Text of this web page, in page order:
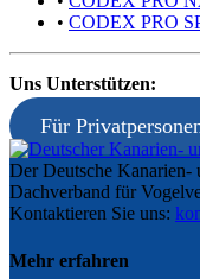
• CODEX PRO
Uns Unterstützen:
Für
Der Deutsche
Dachverband für
Kontaktieren Sie uns:
Mehr erfahren